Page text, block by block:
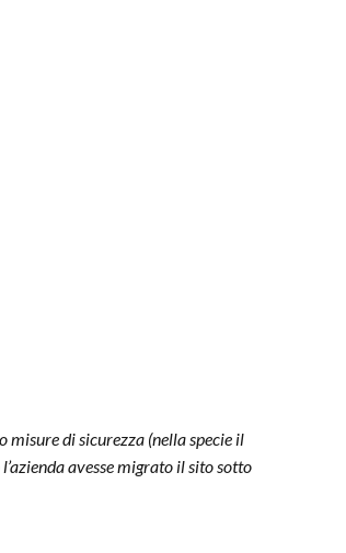
di sicurezza (nella specie il
avesse migrato il sito sotto